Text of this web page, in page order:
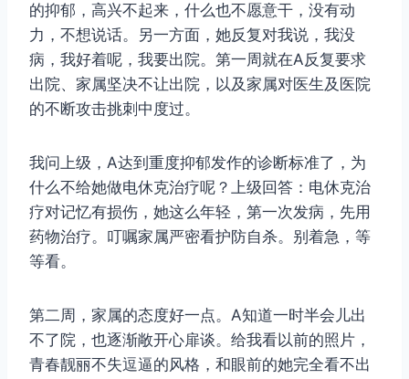
的抑郁，高兴不起来，什么也不愿意干，没有动
力，不想说话。另一方面，她反复对我说，我没
病，我好着呢，我要出院。第一周就在A反复要求
出院、家属坚决不让出院，以及家属对医生及医院
的不断攻击挑刺中度过。
我问上级，A达到重度抑郁发作的诊断标准了，为
什么不给她做电休克治疗呢？上级回答：电休克治
疗对记忆有损伤，她这么年轻，第一次发病，先用
药物治疗。叮嘱家属严密看护防自杀。别着急，等
等看。
第二周，家属的态度好一点。A知道一时半会儿出
不了院，也逐渐敞开心扉谈。给我看以前的照片，
青春靓丽不失逗逼的风格，和眼前的她完全看不出